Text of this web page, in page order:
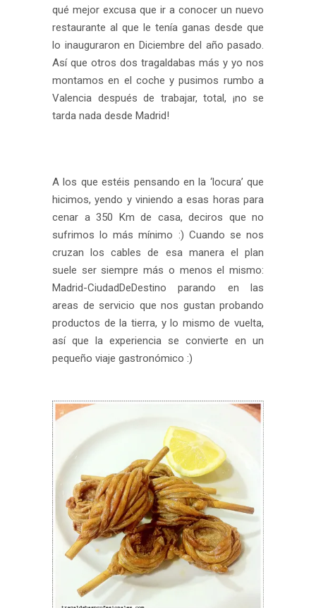
qué mejor excusa que ir a conocer un nuevo
restaurante al que le tenía ganas desde que
lo inauguraron en Diciembre del año pasado.
Así que otros dos tragaldabas más y yo nos
montamos en el coche y pusimos rumbo a
Valencia después de trabajar, total, ¡no se
tarda nada desde Madrid!
A los que estéis pensando en la ‘locura’ que
hicimos, yendo y viniendo a esas horas para
cenar a 350 Km de casa, deciros que no
sufrimos lo más mínimo :) Cuando se nos
cruzan los cables de esa manera el plan
suele ser siempre más o menos el mismo:
Madrid-CiudadDeDestino parando en las
areas de servicio que nos gustan probando
productos de la tierra, y lo mismo de vuelta,
así que la experiencia se convierte en un
pequeño viaje gastronómico :)